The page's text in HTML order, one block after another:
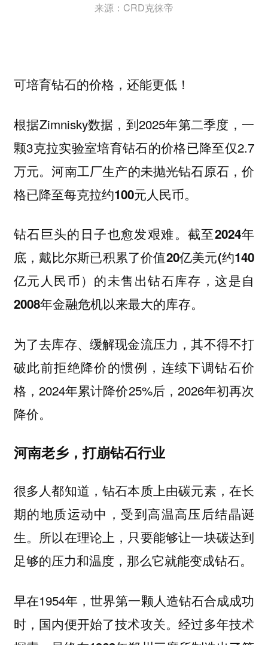
来源：CRD克徕帝
可培育钻石的价格，还能更低！
根据Zimnisky数据，到2025年第二季度，一
颗3克拉实验室培育钻石的价格已降至仅2.7
万元。河南工厂生产的未抛光钻石原石，价
格已降至每克拉约100元人民币。
钻石巨头的日子也愈发艰难。 截至2024年
底，戴比尔斯已积累了价值20亿美元(约140
亿元人民币）的未售出钻石库存，这是自
2008年金融危机以来最大的库存。
为了去库存、缓解现金流压力，其不得不打
破此前拒绝降价的惯例，连续下调钻石价
格，2024年累计降价25%后，2026年初再次
降价。
河南老乡，打崩钻石行业
很多人都知道，钻石本质上由碳元素，在长
期的地质运动中，受到高温高压后结晶诞
生。所以在理论上，只要能够让一块碳达到
足够的压力和温度，那么它就能变成钻石。
早在1954年，世界第一颗人造钻石合成成功
时，国内便开始了技术攻关。经过多年技术